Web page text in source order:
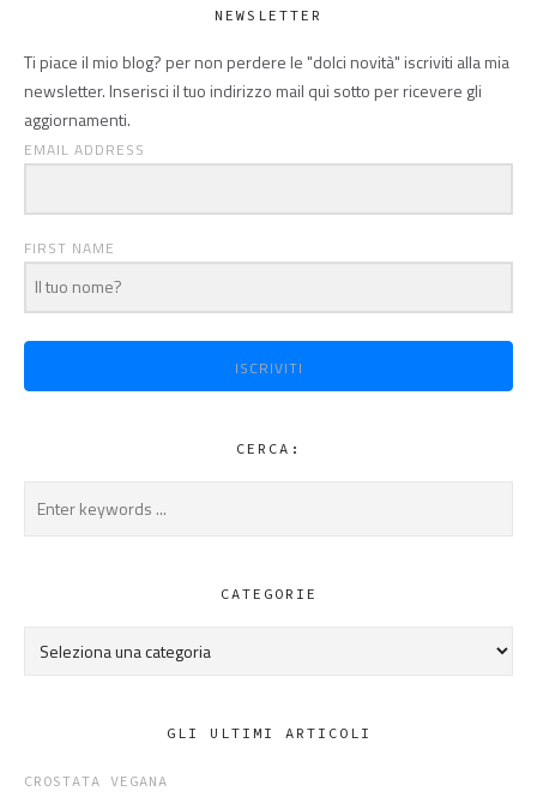
NEWSLETTER
Ti piace il mio blog? per non perdere le "dolci novità" iscriviti alla mia
newsletter. Inserisci il tuo indirizzo mail qui sotto per ricevere gli
aggiornamenti.
EMAIL ADDRESS
FIRST NAME
ISCRIVITI
CERCA:
CATEGORIE
GLI ULTIMI ARTICOLI
CROSTATA VEGANA